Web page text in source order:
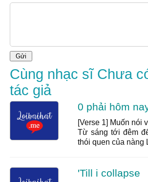
Cùng nhạc sĩ Chưa
tác giả
0 phải hôm
[Verse 1] Muốn nói
Từ sáng tới đêm
thói quen của nàng
'Till i collapse